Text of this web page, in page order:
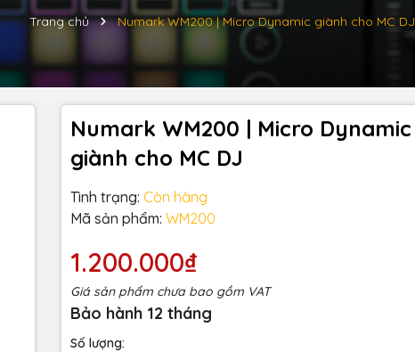
Trang chủ Numark WM200 | Micro Dynamic giành cho MC DJ
Numark WM200 | Micro Dynamic
giành cho MC DJ
Tình trạng: Còn hàng
Mã sản phẩm: WM200
1.200.000₫
Giá sản phẩm chưa bao gồm VAT
Bảo hành 12 tháng
Số lượng: